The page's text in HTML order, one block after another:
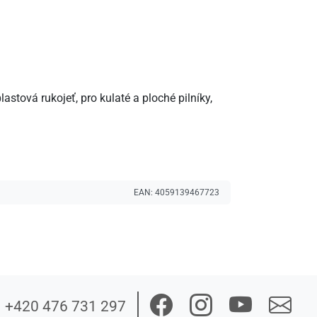
rukojeť, pro kulaté a ploché pilníky,
EAN: 4059139467723
+420 476 731 297